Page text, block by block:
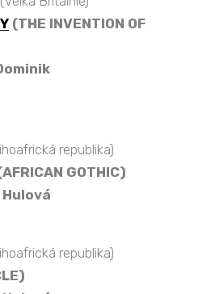
(THE INVENTION OF
republika)
GOTHIC)
republika)